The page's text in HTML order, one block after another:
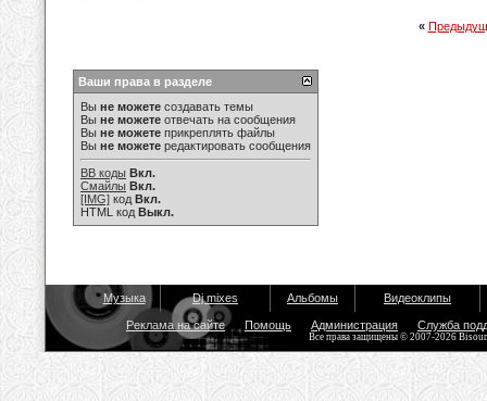
«
Ваши права в разделе
Вы не можете создавать темы
Вы не можете отвечать на сообщения
Вы не можете прикреплять файлы
Вы не можете редактировать сообщения
BB коды Вкл.
Смайлы Вкл.
[IMG] код Вкл.
HTML код Выкл.
Музыка Dj mixes Альбомы Видеоклипы
Реклама на сайте Помощь Администрация Служба
Все права защищены © 2007-2026